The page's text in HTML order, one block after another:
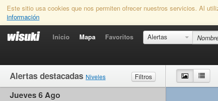
Este sitio usa cookies que nos permiten ofrecer nuestros servicios. Al
información
Inicio Mapa Favoritos Alertas
Alertas destacadas Niveles
Filtros
Viento
Jueves 6 Ago
Mapa